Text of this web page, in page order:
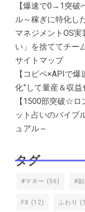
【爆速で0→1突破
ル～稼ぎに特化し
マネジメントOS
い」を捨ててチー
サイトマップ
【コピペ×APIで
化”して量産＆収
【1500部突破☆ロ
ット占いのバイブ
ュアル～
タグ
#マネー (56) #副
FX (12) ふわり